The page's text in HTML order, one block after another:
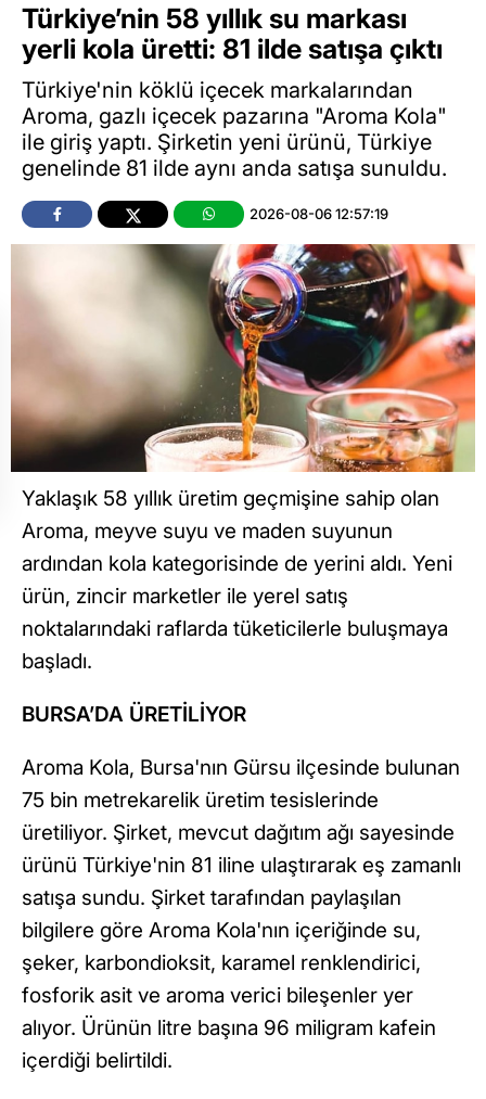
Türkiye’nin 58 yıllık su markası
yerli kola üretti: 81 ilde satışa çıktı
Türkiye'nin köklü içecek markalarından
Aroma, gazlı içecek pazarına "Aroma Kola"
ile giriş yaptı. Şirketin yeni ürünü, Türkiye
genelinde 81 ilde aynı anda satışa sunuldu.
2026-08-06 12:57:19
Yaklaşık 58 yıllık üretim geçmişine sahip olan
Aroma, meyve suyu ve maden suyunun
ardından kola kategorisinde de yerini aldı. Yeni
ürün, zincir marketler ile yerel satış
noktalarındaki raflarda tüketicilerle buluşmaya
başladı.
BURSA’DA ÜRETİLİYOR
Aroma Kola, Bursa'nın Gürsu ilçesinde bulunan
75 bin metrekarelik üretim tesislerinde
üretiliyor. Şirket, mevcut dağıtım ağı sayesinde
ürünü Türkiye'nin 81 iline ulaştırarak eş zamanlı
satışa sundu. Şirket tarafından paylaşılan
bilgilere göre Aroma Kola'nın içeriğinde su,
şeker, karbondioksit, karamel renklendirici,
fosforik asit ve aroma verici bileşenler yer
alıyor. Ürünün litre başına 96 miligram kafein
içerdiği belirtildi.